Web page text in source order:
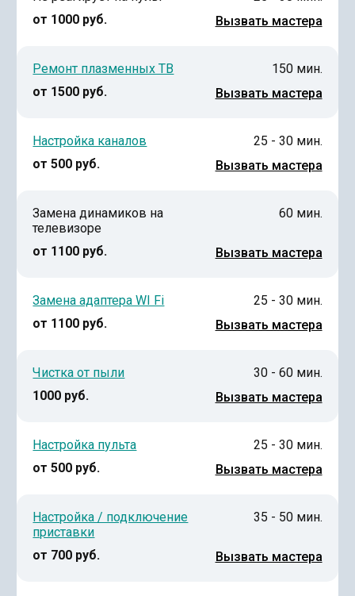
от 1000 руб.
Вызвать мастера
Ремонт плазменных ТВ
от 1500 руб.
150 мин.
Вызвать мастера
Настройка каналов
от 500 руб.
25 - 30 мин.
Вызвать мастера
Замена динамиков на
телевизоре
от 1100 руб.
60 мин.
Вызвать мастера
Замена адаптера WI Fi
от 1100 руб.
25 - 30 мин.
Вызвать мастера
Чистка от пыли
1000 руб.
30 - 60 мин.
Вызвать мастера
Настройка пульта
от 500 руб.
25 - 30 мин.
Вызвать мастера
Настройка / подключение
приставки
от 700 руб.
35 - 50 мин.
Вызвать мастера